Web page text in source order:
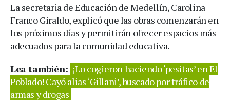
La secretaria de Educación de Medellín, Carolina
Franco Giraldo, explicó que las obras comenzarán en
los próximos días y permitirán ofrecer espacios más
adecuados para la comunidad educativa.
Lea también: ¡Lo cogieron haciendo ‘pesitas’ en El
Poblado! Cayó alias ‘Gillani’, buscado por tráfico de
armas y drogas